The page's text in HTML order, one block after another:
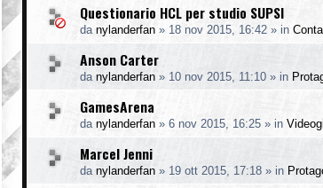
Questionario HCL per studio SUPSI
da nylanderfan » 18 nov 2015, 16:42 » in
Anson Carter
da nylanderfan » 10 nov 2015, 11:10 » in
GamesArena
da nylanderfan » 6 nov 2015, 16:25 » in
Marcel Jenni
da nylanderfan » 19 ott 2015, 17:18 » in